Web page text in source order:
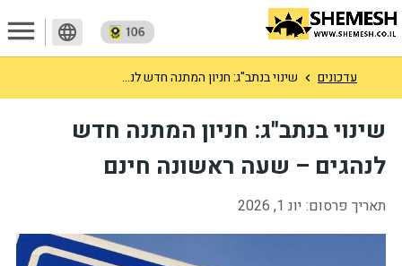
language
menu
עדכונים שינוי בנתב"ג: חניון המתנה חדש לנ...
תאריך פרסום: יונ 1, 2026
לנהגים – שעה ראשונה חינם